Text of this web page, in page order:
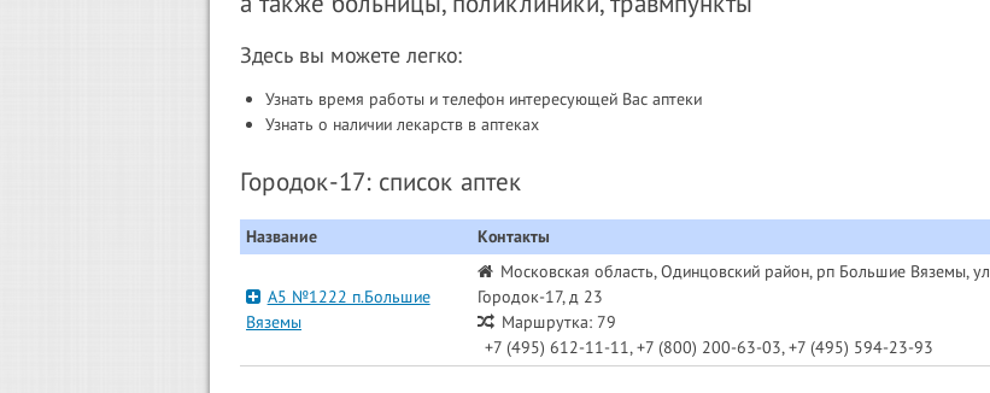
Здесь вы можете легко:
Узнать время работы и телефон интересующей Вас аптеки
Узнать о наличии лекарств в аптеках
Городок-17: список аптек
Название Контакты
А5 №1222 п.Большие
Вяземы
Московская область, Одинцовский район, рп Большие Вяземы, ул
Городок-17, д 23
Маршрутка: 79
+7 (495) 612-11-11, +7 (800) 200-63-03, +7 (495) 594-23-93